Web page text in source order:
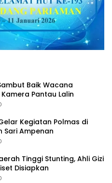
Baik Wacana
Pantau Lalin
Kegiatan Polmas di
Sari Ampenan
Tinggi Stunting, Ahli Gizi
Disiapkan